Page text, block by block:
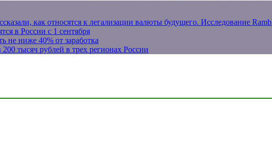
как относятся к легализации валюты будущего. Исследование
в России с 1 сентября
не ниже 40% от заработка
тысяч рублей в трех регионах России